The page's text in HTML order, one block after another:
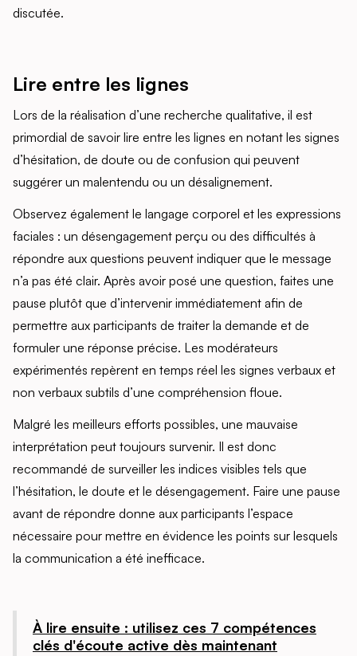
discutée.
Lire entre les lignes
Lors de la réalisation d’une recherche qualitative, il est
primordial de savoir lire entre les lignes en notant les signes
d’hésitation, de doute ou de confusion qui peuvent
suggérer un malentendu ou un désalignement.
Observez également le langage corporel et les expressions
faciales : un désengagement perçu ou des difficultés à
répondre aux questions peuvent indiquer que le message
n’a pas été clair. Après avoir posé une question, faites une
pause plutôt que d’intervenir immédiatement afin de
permettre aux participants de traiter la demande et de
formuler une réponse précise. Les modérateurs
expérimentés repèrent en temps réel les signes verbaux et
non verbaux subtils d’une compréhension floue.
Malgré les meilleurs efforts possibles, une mauvaise
interprétation peut toujours survenir. Il est donc
recommandé de surveiller les indices visibles tels que
l’hésitation, le doute et le désengagement. Faire une pause
avant de répondre donne aux participants l’espace
nécessaire pour mettre en évidence les points sur lesquels
la communication a été inefficace.
À lire ensuite : utilisez ces 7 compétences
clés d'écoute active dès maintenant